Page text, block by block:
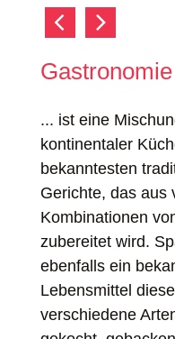
... ist eine
kontinentaler
bekanntesten
Gerichte, das aus
Kombinationen
zubereitet wird.
ebenfalls ein
Lebensmittel
verschiedene